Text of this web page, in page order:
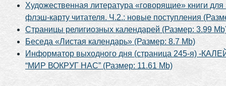
Художественная литература «говорящие» книги для
флэш-карту читателя. Ч.2.: новые поступления
Страницы религиозных календарей (Размер: 3.99
Беседа «Листая календарь» (Размер: 8.7 Mb)
Информатор выходного дня (страница 245-я) -
“МИР ВОКРУГ НАС” (Размер: 11.61 Mb)